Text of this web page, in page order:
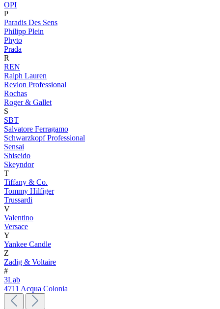
OPI
P
Paradis Des Sens
Philipp Plein
Phyto
Prada
R
REN
Ralph Lauren
Revlon Professional
Rochas
Roger & Gallet
S
SBT
Salvatore Ferragamo
Schwarzkopf Professional
Sensai
Shiseido
Skeyndor
T
Tiffany & Co.
Tommy Hilfiger
Trussardi
V
Valentino
Versace
Y
Yankee Candle
Z
Zadig & Voltaire
#
3Lab
4711 Acqua Colonia